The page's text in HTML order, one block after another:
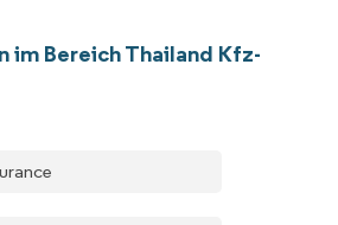
im Bereich Thailand Kfz-